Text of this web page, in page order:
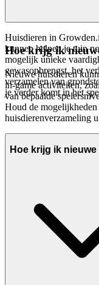
Huisdieren in
kunnen helpen je tuin
mogelijk unieke
gewasopbrengst, het
verzamelen van
je verder komt in het
Hoe krijg ik
Nieuwe huisdieren
in-game activiteiten,
van bepaalde
Houd de
huisdierenverzameling
Hoe krijg ik